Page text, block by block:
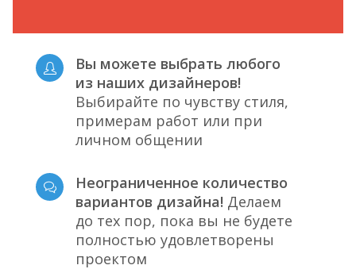
Вы можете выбрать любого
из наших дизайнеров!
Выбирайте по чувству стиля,
примерам работ или при
личном общении
Неограниченное количество
вариантов дизайна! Делаем
до тех пор, пока вы не будете
полностью удовлетворены
проектом